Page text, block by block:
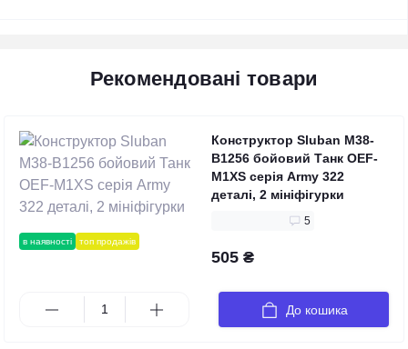
Рекомендовані товари
в наявності топ продажів
Конструктор Sluban M38-
B1256 бойовий Танк OEF-
M1XS серія Army 322
деталі, 2 мініфігурки
5
505 ₴
До кошика